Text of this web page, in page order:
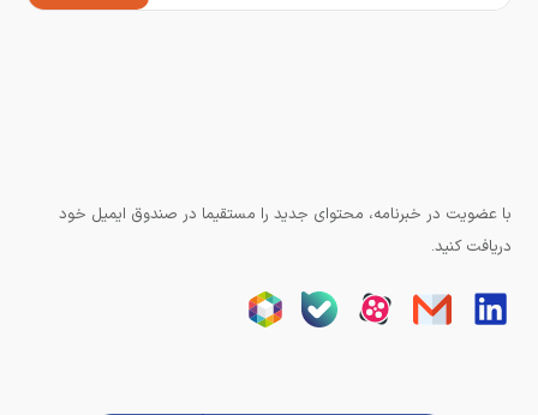
با عضویت در خبرنامه، محتوای جدید را مستقیما در صندوق ایمیل خود
دریافت کنید.